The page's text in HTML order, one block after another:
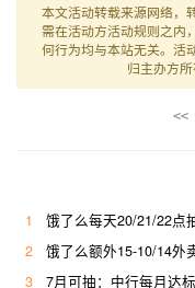
本文活动转载来源网络，
需在活动方活动规则之内
何行为均与本站无关。活
归主办方
<<
1
饿了么每天20/21/22点
2
饿了么额外15-10/14外
3
7月可抽：中行每月达